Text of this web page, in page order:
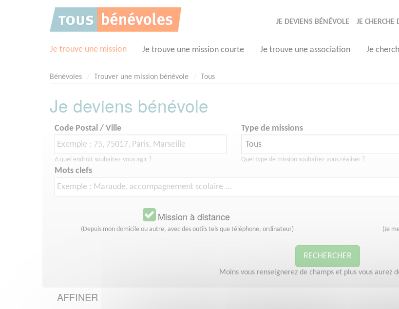
JE DEVIENS BÉNÉVOLE JE CHERCHE
Je trouve une mission Je trouve une mission courte Je trouve une association Je
Bénévoles Trouver une mission bénévole Tous
Je deviens bénévole
Code Postal / Ville
A quel endroit souhaitez-vous agir ?
Type de missions
Quel type de mission souhaitez vous réaliser ?
Mots clefs
Mission à distance
(Depuis mon domicile ou autre, avec des outils tels que téléphone, ordinateur) (Je
RECHERCHER
Moins vous renseignerez de champs et plus vous aurez
AFFINER